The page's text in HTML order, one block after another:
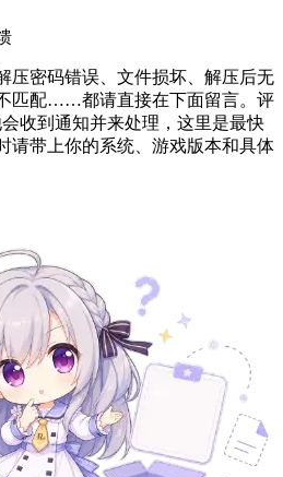
压密码错误、文件损坏、解压后无
匹配……都请直接在下面留言。评
收到通知并来处理，这里是最快
请带上你的系统、游戏版本和具体